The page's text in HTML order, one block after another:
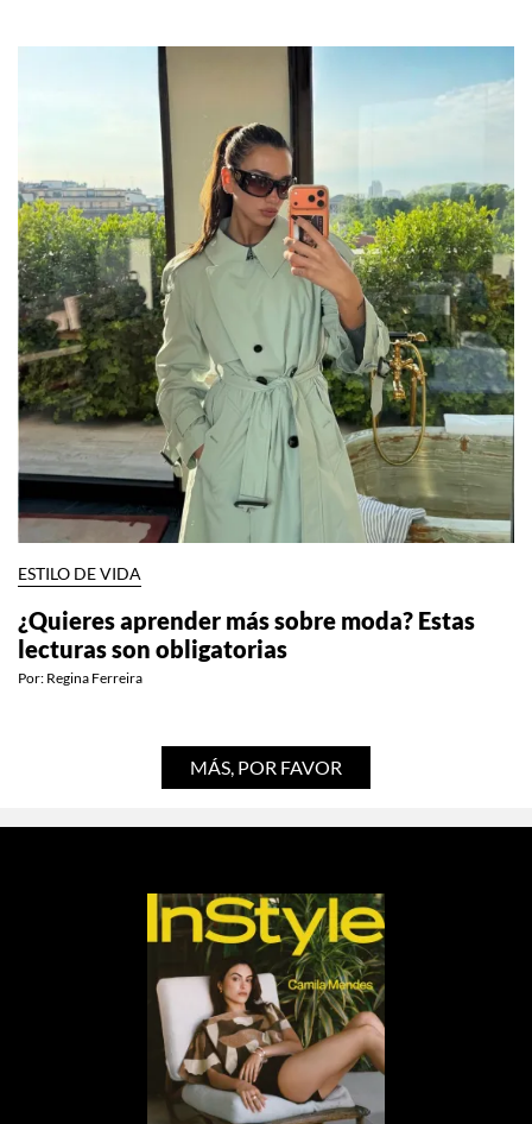
ESTILO DE VIDA
¿Quieres aprender más sobre moda? Estas
lecturas son obligatorias
Por: Regina Ferreira
MÁS, POR FAVOR